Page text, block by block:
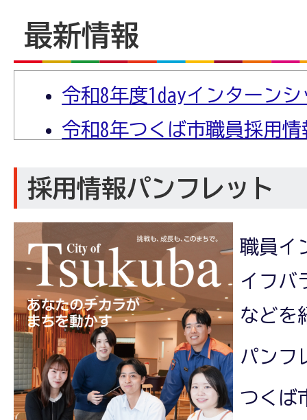
最新情報
令和8年度1dayインターン
令和8年つくば市職員採用
【受付終了】 令和8年度つ
採用情報パンフレット
職員イ
イフバ
などを
パンフ
つくば